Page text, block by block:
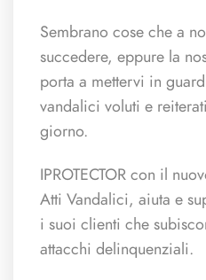
Sembrano cose che a
succedere, eppure la
porta a mettervi in
vandalici voluti e
giorno.
IPROTECTOR con il
Atti Vandalici, aiuta e
i suoi clienti che
attacchi delinquenziali.